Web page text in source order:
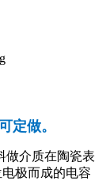
可定做。
做介质在陶瓷表
极而成的电容